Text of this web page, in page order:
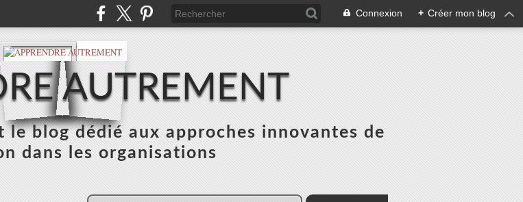
Connexion + Créer mon blog
AUTREMENT
le blog dédié aux approches innovantes de
dans les organisations